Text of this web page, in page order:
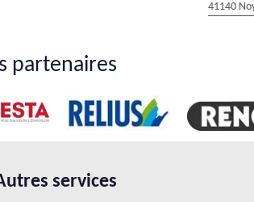
de chez vous. Réduisez vos
Contactez-nous pour profiter
soufflage dans la ville
à prendre en compte pour le calcul.
41140
partenaires
services